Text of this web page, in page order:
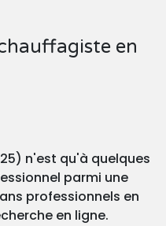
en
n'est qu'à quelques
parmi une
professionnels en
en ligne.